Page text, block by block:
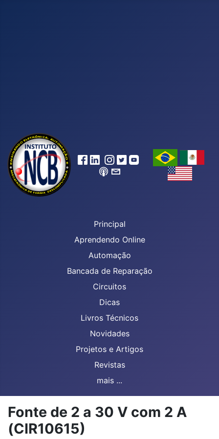
Principal
Aprendendo Online
Automação
Bancada de Reparação
Circuitos
Dicas
Livros Técnicos
Novidades
Projetos e Artigos
Revistas
mais ...
Fonte de 2 a 30 V com 2 A
(CIR10615)